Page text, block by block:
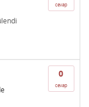
cevap
0
cevap